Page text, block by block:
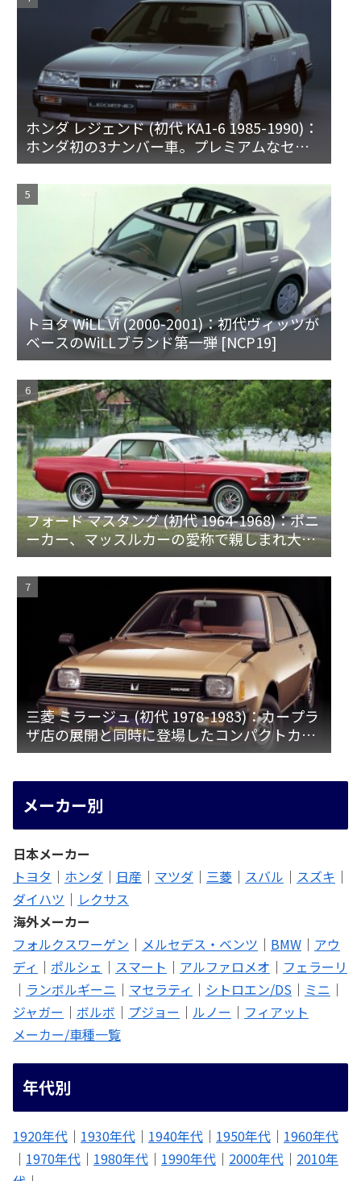
ホンダ レジェンド (初代 KA1-6 1985-1990)：
ホンダ初の3ナンバー車。プレミアムなセダ
ンとハードトップ
トヨタ WiLL Vi (2000-2001)：初代ヴィッツが
ベースのWiLLブランド第一弾 [NCP19]
フォード マスタング (初代 1964-1968)：ポニ
ーカー、マッスルカーの愛称で親しまれ大ヒ
ット
三菱 ミラージュ (初代 1978-1983)：カープラ
ザ店の展開と同時に登場したコンパクトカー
[A15♯]
メーカー別
日本メーカー
トヨタ ｜ ホンダ ｜ 日産 ｜ マツダ ｜ 三菱 ｜ スバル ｜ スズキ ｜
ダイハツ ｜ レクサス
海外メーカー
フォルクスワーゲン ｜ メルセデス・ベンツ ｜ BMW ｜ アウ
ディ ｜ ポルシェ ｜ スマート ｜ アルファロメオ ｜ フェラーリ
｜ ランボルギーニ ｜ マセラティ ｜ シトロエン/DS ｜ ミニ ｜
ジャガー ｜ ボルボ ｜ プジョー ｜ ルノー ｜ フィアット
メーカー/車種一覧
年代別
1920年代 ｜ 1930年代 ｜ 1940年代 ｜ 1950年代 ｜ 1960年代
｜ 1970年代 ｜ 1980年代 ｜ 1990年代 ｜ 2000年代 ｜ 2010年